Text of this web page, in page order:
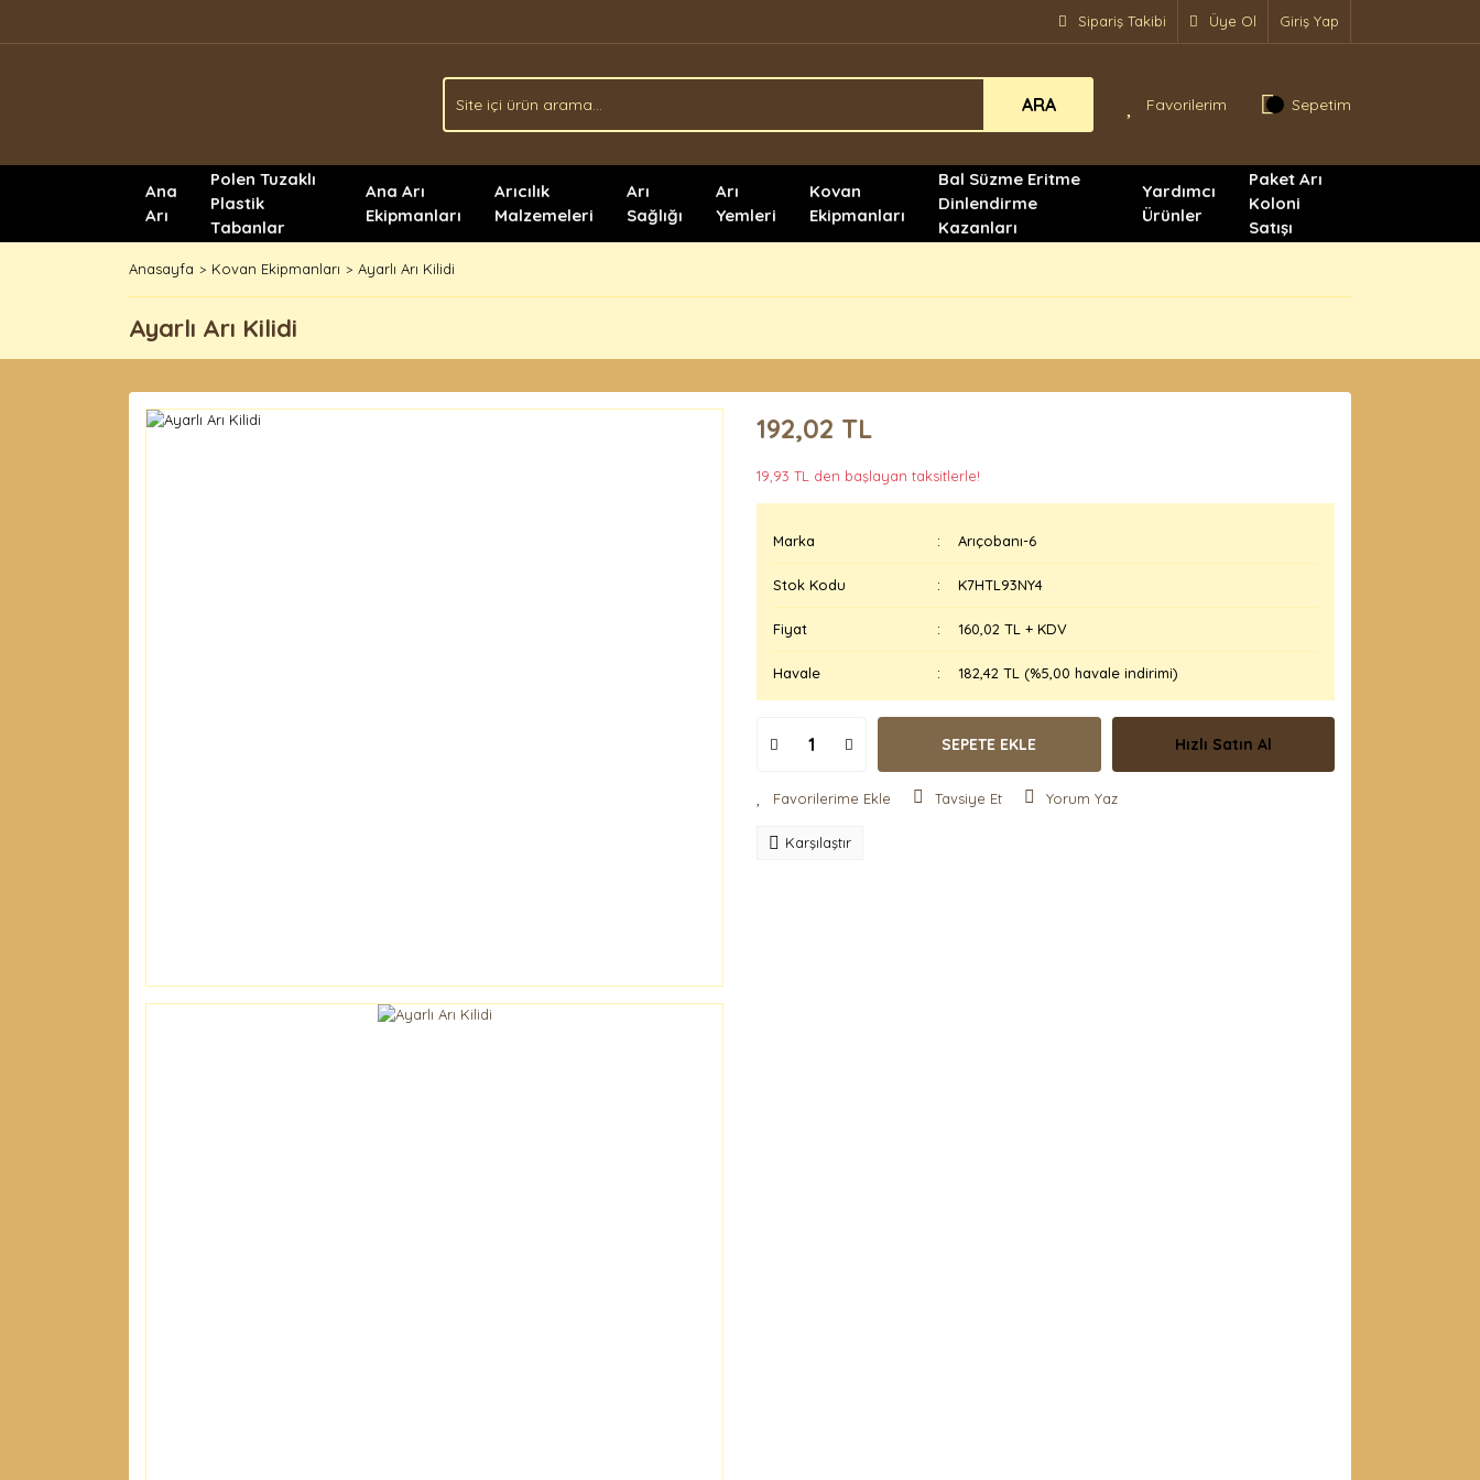
Sipariş Takibi Üye Ol Giriş Yap
ARA Favorilerim Sepetim
Ana
Arı
Polen Tuzaklı
Plastik
Tabanlar
Ana Arı
Ekipmanları
Arıcılık
Malzemeleri
Arı
Sağlığı
Arı
Yemleri
Kovan
Ekipmanları
Bal Süzme Eritme
Dinlendirme
Kazanları
Yardımcı
Ürünler
Paket Arı
Koloni
Satışı
Anasayfa Kovan Ekipmanları Ayarlı Arı Kilidi
Ayarlı Arı Kilidi
192,02 TL
19,93 TL den başlayan taksitlerle!
Marka Arıçobanı-6
Stok Kodu K7HTL93NY4
Fiyat 160,02 TL + KDV
Havale 182,42 TL (%5,00 havale indirimi)
SEPETE EKLE Hızlı Satın Al
Tavsiye Et Yorum Yaz
Karşılaştır